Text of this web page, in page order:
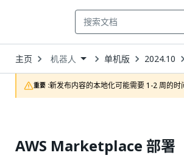
主页 Open
Dropdown
to
choose
product
机器人 单机版 2024.10
重要 :新发布内容的本地化可能需要 1-2 周的时
AWS Marketplace 部署